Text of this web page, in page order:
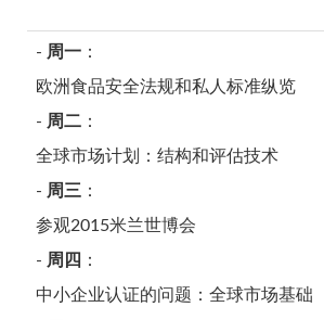
- 周一 ：
欧洲食品安全法规和私人标准纵览
- 周二 ：
全球市场计划：结构和评估技术
- 周三 ：
参观2015米兰世博会
- 周四 ：
中小企业认证的问题：全球市场基础